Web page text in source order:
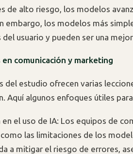
de alto riesgo, los modelos
embargo, los modelos más
usuario y pueden ser una
comunicación y marketing
del estudio ofrecen varias
Aquí algunos enfoques útiles
en el uso de IA: Los equipos de
las limitaciones de los
a mitigar el riesgo de errores,